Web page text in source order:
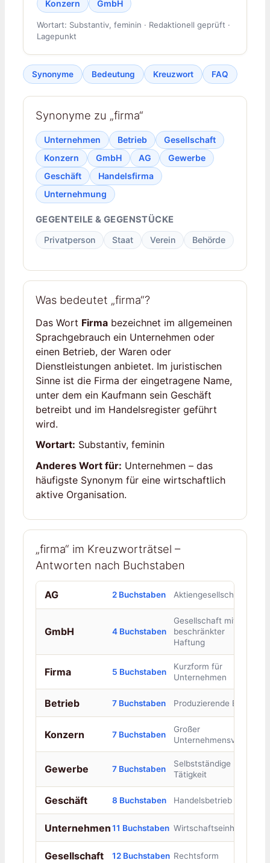
Konzern
GmbH
Wortart: Substantiv, feminin · Redaktionell geprüft ·
Lagepunkt
Synonyme Bedeutung Kreuzwort FAQ
Synonyme zu „firma“
Unternehmen Betrieb
Gesellschaft
Konzern
GmbH AG
Gewerbe
Geschäft
Handelsfirma
Unternehmung
GEGENTEILE & GEGENSTÜCKE
Privatperson Staat Verein Behörde
Was bedeutet „firma“?
Das Wort Firma bezeichnet im allgemeinen
Sprachgebrauch ein Unternehmen oder
einen Betrieb, der Waren oder
Dienstleistungen anbietet. Im juristischen
Sinne ist die Firma der eingetragene Name,
unter dem ein Kaufmann sein Geschäft
betreibt und im Handelsregister geführt
wird.
Wortart: Substantiv, feminin
Anderes Wort für: Unternehmen – das
häufigste Synonym für eine wirtschaftlich
aktive Organisation.
„firma“ im Kreuzworträtsel –
Antworten nach Buchstaben
AG 2 Buchstaben Aktiengesellschaft
GmbH 4 Buchstaben
Gesellschaft mit
beschränkter
Haftung
Firma 5 Buchstaben
Kurzform für
Unternehmen
Betrieb 7 Buchstaben Produzierende Einheit
Konzern 7 Buchstaben
Großer
Unternehmensverbund
Gewerbe 7 Buchstaben
Selbstständige
Tätigkeit
Geschäft 8 Buchstaben Handelsbetrieb
Unternehmen11 Buchstaben Wirtschaftseinheit
Gesellschaft 12 Buchstaben Rechtsform